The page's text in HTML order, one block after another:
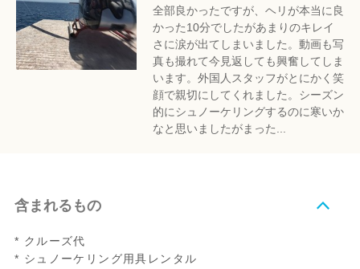
全部良かったですが、ヘリが本当に良
かった10分でしたがあまりのキレイ
さに涙が出てしまいました。動画も写
真も撮れて今見返しても興奮してしま
います。外国人スタッフがとにかく笑
顔で親切にしてくれました。シーズン
的にシュノーケリングするのに寒いか
なと思いましたがまった...
含まれるもの
* クルーズ代
* シュノーケリング用具レンタル